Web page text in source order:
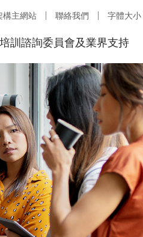
構主網站 聯絡我們 字體大小
訓諮詢委員會及業界支持